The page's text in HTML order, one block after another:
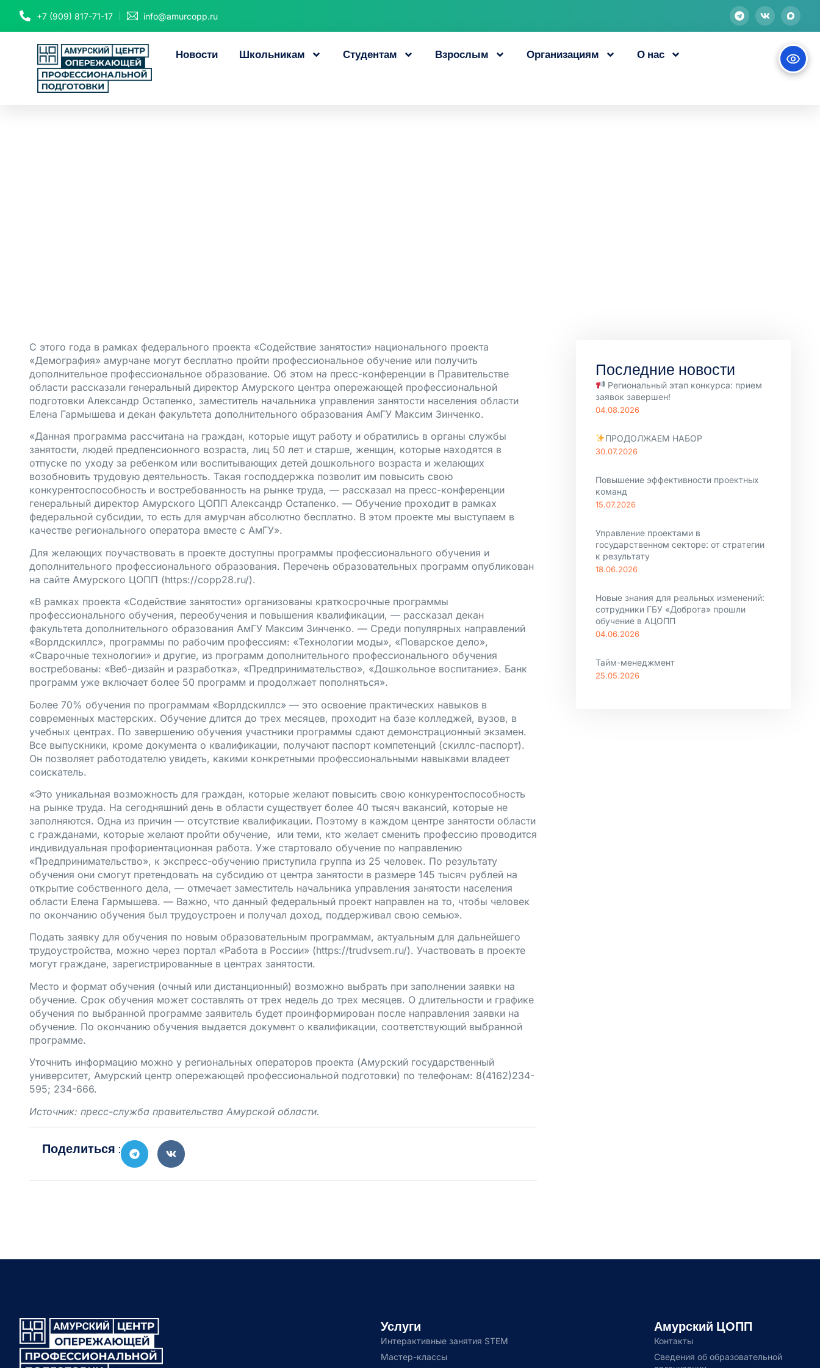
+7 (909) 817-71-17 info@amurcopp.ru
Новости Школьникам Студентам Взрослым Организациям О нас
С этого года в рамках федерального проекта «Содействие занятости» национального проекта
«Демография» амурчане могут бесплатно пройти профессиональное обучение или получить
дополнительное профессиональное образование. Об этом на пресс-конференции в Правительстве
области рассказали генеральный директор Амурского центра опережающей профессиональной
подготовки Александр Остапенко, заместитель начальника управления занятости населения области
Елена Гармышева и декан факультета дополнительного образования АмГУ Максим Зинченко.
«Данная программа рассчитана на граждан, которые ищут работу и обратились в органы службы
занятости, людей предпенсионного возраста, лиц 50 лет и старше, женщин, которые находятся в
отпуске по уходу за ребенком или воспитывающих детей дошкольного возраста и желающих
возобновить трудовую деятельность. Такая господдержка позволит им повысить свою
конкурентоспособность и востребованность на рынке труда, — рассказал на пресс-конференции
генеральный директор Амурского ЦОПП Александр Остапенко. — Обучение проходит в рамках
федеральной субсидии, то есть для амурчан абсолютно бесплатно. В этом проекте мы выступаем в
качестве регионального оператора вместе с АмГУ».
Для желающих поучаствовать в проекте доступны программы профессионального обучения и
дополнительного профессионального образования. Перечень образовательных программ опубликован
на сайте Амурского ЦОПП (https://copp28.ru/).
«В рамках проекта «Содействие занятости» организованы краткосрочные программы
профессионального обучения, переобучения и повышения квалификации, — рассказал декан
факультета дополнительного образования АмГУ Максим Зинченко. — Среди популярных направлений
«Ворлдскиллс», программы по рабочим профессиям: «Технологии моды», «Поварское дело»,
«Сварочные технологии» и другие, из программ дополнительного профессионального обучения
востребованы: «Веб-дизайн и разработка», «Предпринимательство», «Дошкольное воспитание». Банк
программ уже включает более 50 программ и продолжает пополняться».
Более 70% обучения по программам «Ворлдскиллс» — это освоение практических навыков в
современных мастерских. Обучение длится до трех месяцев, проходит на базе колледжей, вузов, в
учебных центрах. По завершению обучения участники программы сдают демонстрационный экзамен.
Все выпускники, кроме документа о квалификации, получают паспорт компетенций (скиллс-паспорт).
Он позволяет работодателю увидеть, какими конкретными профессиональными навыками владеет
соискатель.
«Это уникальная возможность для граждан, которые желают повысить свою конкурентоспособность
на рынке труда. На сегодняшний день в области существует более 40 тысяч вакансий, которые не
заполняются. Одна из причин — отсутствие квалификации. Поэтому в каждом центре занятости области
с гражданами, которые желают пройти обучение, или теми, кто желает сменить профессию проводится
индивидуальная профориентационная работа. Уже стартовало обучение по направлению
«Предпринимательство», к экспресс-обучению приступила группа из 25 человек. По результату
обучения они смогут претендовать на субсидию от центра занятости в размере 145 тысяч рублей на
открытие собственного дела, — отмечает заместитель начальника управления занятости населения
области Елена Гармышева. — Важно, что данный федеральный проект направлен на то, чтобы человек
по окончанию обучения был трудоустроен и получал доход, поддерживал свою семью».
Подать заявку для обучения по новым образовательным программам, актуальным для дальнейшего
трудоустройства, можно через портал «Работа в России» (https://trudvsem.ru/). Участвовать в проекте
могут граждане, зарегистрированные в центрах занятости.
Место и формат обучения (очный или дистанционный) возможно выбрать при заполнении заявки на
обучение. Срок обучения может составлять от трех недель до трех месяцев. О длительности и графике
обучения по выбранной программе заявитель будет проинформирован после направления заявки на
обучение. По окончанию обучения выдается документ о квалификации, соответствующий выбранной
программе.
Уточнить информацию можно у региональных операторов проекта (Амурский государственный
университет, Амурский центр опережающей профессиональной подготовки) по телефонам: 8(4162)234-
595; 234-666.
Источник: пресс-служба правительства Амурской области.
Поделиться :
Последние новости
Региональный этап конкурса: прием
заявок завершен!
04.08.2026
ПРОДОЛЖАЕМ НАБОР
30.07.2026
Повышение эффективности проектных
команд
15.07.2026
Управление проектами в
государственном секторе: от стратегии
к результату
18.06.2026
Новые знания для реальных изменений:
сотрудники ГБУ «Доброта» прошли
обучение в АЦОПП
04.06.2026
Тайм-менеджмент
25.05.2026
Услуги
Интерактивные занятия STEM
Мастер-классы
Амурский ЦОПП
Контакты
Сведения об образовательной